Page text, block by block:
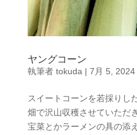
ヤングコーン
執筆者 tokuda | 7月 5, 2024
スイートコーンを若採りし
畑で沢山収穫させていただ
宝菜とかラーメンの具の添